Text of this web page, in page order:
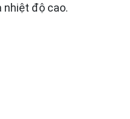
nhiệt độ cao.